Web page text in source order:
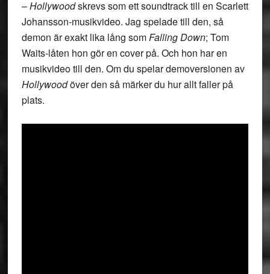
–Hollywoodskrevs som ett soundtrack till en Scarlett
Johansson-musikvideo. Jag spelade till den, så
demon är exakt lika lång somFalling Down; Tom
Waits-låten hon gör en cover på. Och hon har en
musikvideo till den. Om du spelar demoversionen av
Hollywoodöver den så märker du hur allt faller på
plats.